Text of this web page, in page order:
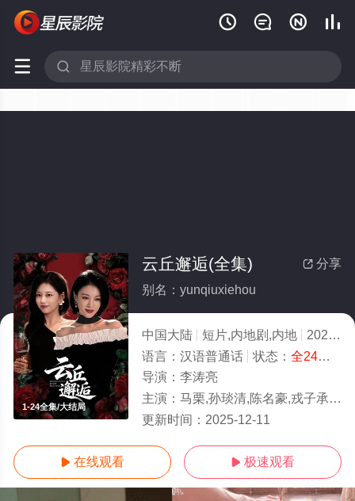
   
 
1-24全集/大结局
 分享
云丘邂逅(全集)
别名：yunqiuxiehou
中国大陆 短片,内地剧,内地 2025
语言： 汉语普通话 状态： 全24集
导演： 李涛亮
主演： 马栗,孙琰清,陈名豪,戎子承,王希,安娜,陆禹衡,周熙哲,潘玺冰,徐本一,沈丹萍,白红标
更新时间： 2025-12-11
 在线观看  极速观看